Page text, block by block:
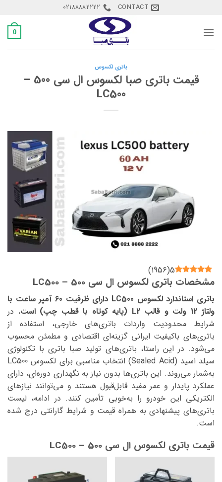
content
CONTACT
02188882222
0
باتری لکسوس
قیمت باتری صبا لکسوس ال سی 500 –
LC500
5
(
1956
)
مشخصات باتری لکسوس ال سی 500 – LC500
باتری استاندارد لکسوس LC500 دارای ظرفیت 60 آمپر ساعت با
ولتاژ 12 ولت و قالب L2 (پایه کوتاه با قطب چپ) است.
در
شرایط محدودیت واردات باتری‌های خارجی، استفاده از
باتری‌های باکیفیت ایرانی گزینه‌ای اقتصادی و مطمئن محسوب
می‌شود. در این راستا، باتری‌های تولید صبا باتری با تکنولوژی
سیلد اسید (Sealed Acid) انتخاب مناسبی برای لکسوس LC500
به‌شمار می‌روند. این باتری‌ها بدون نیاز به نگهداری دوره‌ای، دارای
عملکرد پایدار و عمر مفید قابل‌قبول هستند و می‌توانند نیازهای
الکتریکی این خودرو را به‌خوبی تأمین کنند. در ادامه، لیست
باتری‌های پیشنهادی به همراه قیمت و شرایط گارانتی درج شده
است.
قیمت باتری لکسوس ال سی 500 – LC500